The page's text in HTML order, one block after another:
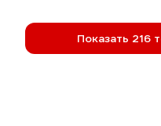
Показать 216